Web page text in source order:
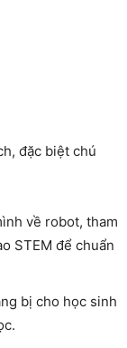
đặc biệt chú
về robot, tham
STEM để chuẩn
bị cho học sinh